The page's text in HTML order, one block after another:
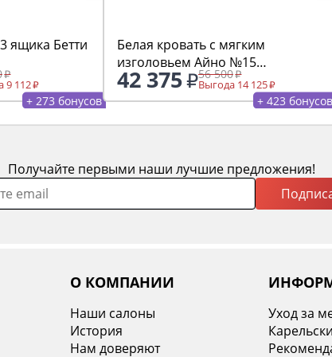
ящика Бетти
9 112
+ 273 бонусов
Белая кровать с мягким
изголовьем Айно №15
1600х2000
42 375 56 500
Выгода 14 125
+ 423 бонусов
Получайте первыми наши лучшие предложения!
О КОМПАНИИ
Наши салоны
История
Нам доверяют
Уход за